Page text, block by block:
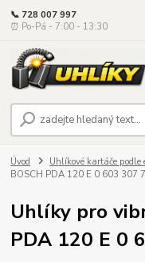
📞 728 007 997
⏰ Po-Pá - 7:00 - 13:30
Úvod Uhlíkové kartáče podle
BOSCH PDA 120 E 0 603 307
Uhlíky pro
PDA 120 E 0